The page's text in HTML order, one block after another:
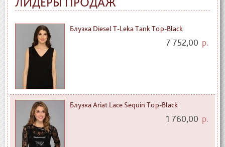
Блузка Diesel T-Leka Tank Top-Black
7 752,00 р.
Блузка Ariat Lace Sequin Top-Black
1 760,00 р.